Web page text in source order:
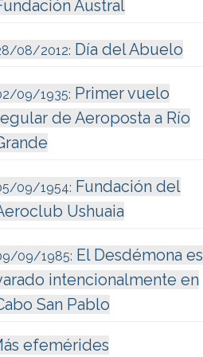
Austral
08/2012: Día del Abuelo
09/1935: Primer vuelo
de Aeroposta a Río
09/1954: Fundación del
Ushuaia
09/1985: El Desdémona es
intencionalmente en
San Pablo
efemérides